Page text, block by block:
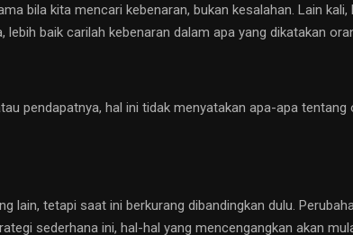
bila kita mencari kebenaran, bukan kesalahan. Lain
baik carilah kebenaran dalam apa yang dikatakan
pendapatnya, hal ini tidak menyatakan apa-apa
lain, tetapi saat ini berkurang dibandingkan dulu.
sederhana ini, hal-hal yang mencengangkan akan